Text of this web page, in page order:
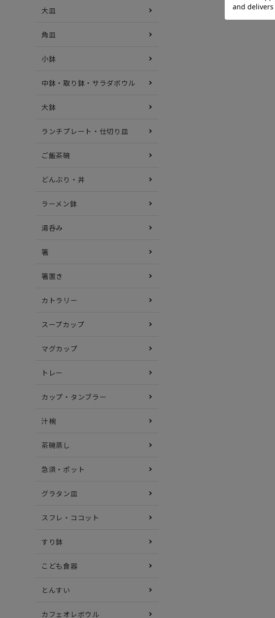
大皿
角皿
小鉢
中鉢・取り鉢・サラダボウル
大鉢
ランチプレート・仕切り皿
ご飯茶碗
どんぶり・丼
ラーメン鉢
湯呑み
箸
箸置き
カトラリー
スープカップ
マグカップ
トレー
カップ・タンブラー
汁椀
茶碗蒸し
急須・ポット
グラタン皿
スフレ・ココット
すり鉢
こども食器
とんすい
カフェオレボウル